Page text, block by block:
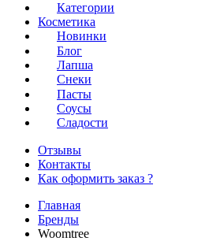
Категории
Косметика
Новинки
Блог
Лапша
Снеки
Пасты
Соусы
Сладости
Отзывы
Контакты
Как оформить заказ ?
Главная
Бренды
Woomtree